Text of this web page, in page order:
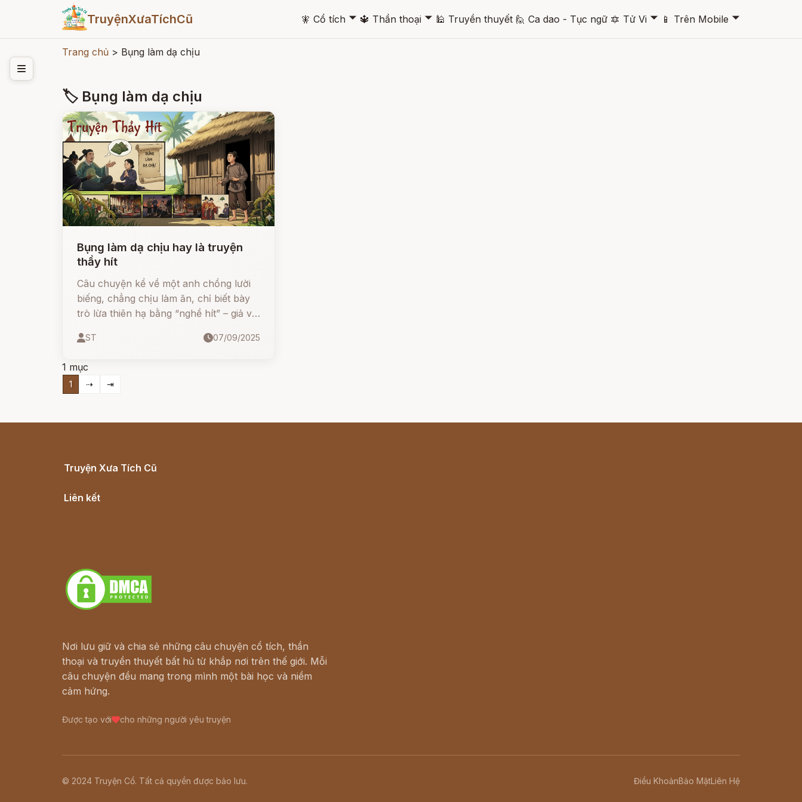
TruyệnXưaTíchCũ 🧚 Cổ tích 🞃 🔱 Thần thoại 🞃 🕌 Truyền thuyết 🙋 Ca dao - Tục ngữ 🔯 Tử Vi 🞃 📱 Trên Mobile 🞃
Trang chủ > Bụng làm dạ chịu
🏷 Bụng làm dạ chịu
Bụng làm dạ chịu hay là truyện
thầy hít
Câu chuyện kể về một anh chồng lười
biếng, chẳng chịu làm ăn, chỉ biết bày
trò lừa thiên hạ bằng “nghề hít” – giả vờ
và may mắn, anh ta liên tiếp thoát hiểm,
cho đến việc giúp vua tìm lại bảo vật bị
đánh cắp.
ST 07/09/2025
1 mục
1 ⇢ ⇥
Truyện Xưa Tích Cũ
Liên kết
Nơi lưu giữ và chia sẻ những câu chuyện cổ tích, thần
thoại và truyền thuyết bất hủ từ khắp nơi trên thế giới. Mỗi
câu chuyện đều mang trong mình một bài học và niềm
cảm hứng.
Được tạo với cho những người yêu truyện
© 2024 Truyện Cổ. Tất cả quyền được bảo lưu. Điều KhoảnBảo MậtLiên Hệ